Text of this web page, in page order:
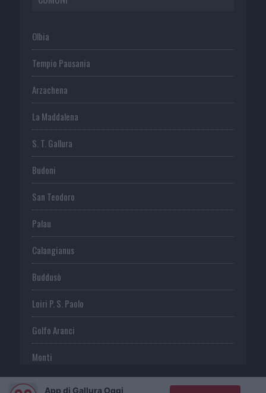
Olbia
Tempio Pausania
Arzachena
La Maddalena
S. T. Gallura
Budoni
San Teodoro
Palau
Calangianus
Buddusò
Loiri P. S. Paolo
Golfo Aranci
Monti
Telti
App di Gallura Oggi